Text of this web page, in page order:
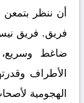
أن ننظر
فريق. فريق
ضاغط وسريع،
الأطراف
الهجومية